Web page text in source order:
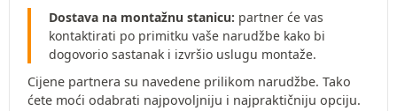
Dostava na montažnu stanicu: partner će vas
kontaktirati po primitku vaše narudžbe kako bi
dogovorio sastanak i izvršio uslugu montaže.
Cijene partnera su navedene prilikom narudžbe. Tako
ćete moći odabrati najpovoljniju i najpraktičniju opciju.